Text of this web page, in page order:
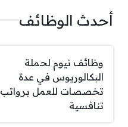
أحدث الوظائف
وظائف نيوم لحملة
البكالوريوس في عدة
تخصصات للعمل برواتب
تنافسية